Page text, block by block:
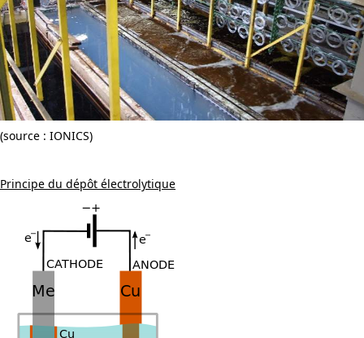
(source : IONICS)
Principe du dépôt électrolytique